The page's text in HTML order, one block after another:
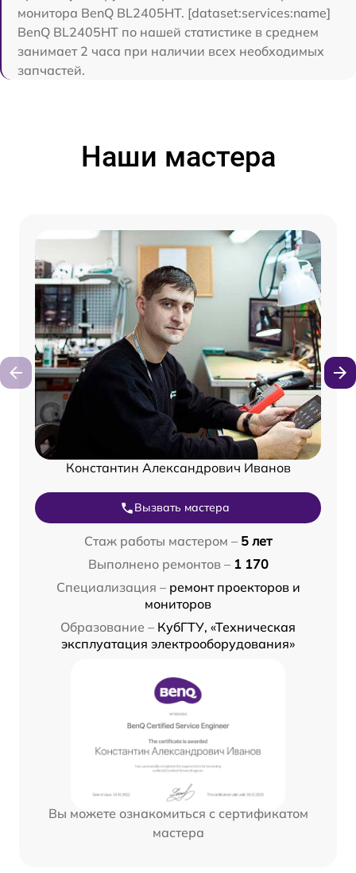
монитора BenQ BL2405HT. [dataset:services:name]
BenQ BL2405HT по нашей статистике в среднем
занимает 2 часа при наличии всех необходимых
запчастей.
Наши мастера
Константин Александрович Иванов
Вызвать мастера
Стаж работы мастером – 5 лет
Выполнено ремонтов – 1 170
Специализация – ремонт проекторов и
мониторов
Образование – КубГТУ, «Техническая
эксплуатация электрооборудования»
Вы можете ознакомиться с сертификатом
мастера